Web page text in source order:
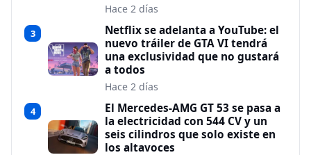
Hace 2 días
3
Netflix se adelanta a YouTube: el
nuevo tráiler de GTA VI tendrá
una exclusividad que no gustará
a todos
Hace 2 días
4
El Mercedes-AMG GT 53 se pasa a
la electricidad con 544 CV y un
seis cilindros que solo existe en
los altavoces